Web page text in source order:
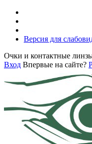
Версия для
Очки и контактные
Вход Впервые на сайте?